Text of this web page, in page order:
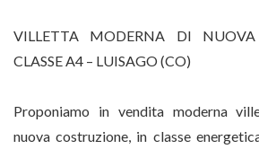
VILLETTA MODERNA DI
CLASSE A4 – LUISAGO (CO)
Proponiamo in vendita moderna
nuova costruzione, in classe